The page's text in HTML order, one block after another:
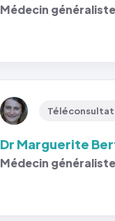
Médecin généraliste
Dr Marguerite
Médecin généraliste